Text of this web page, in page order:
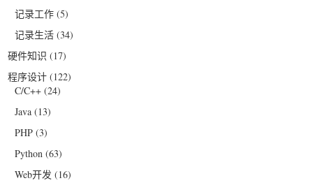
记录工作 (5)
记录生活 (34)
硬件知识 (17)
程序设计 (122)
C/C++ (24)
Java (13)
PHP (3)
Python (63)
Web开发 (16)